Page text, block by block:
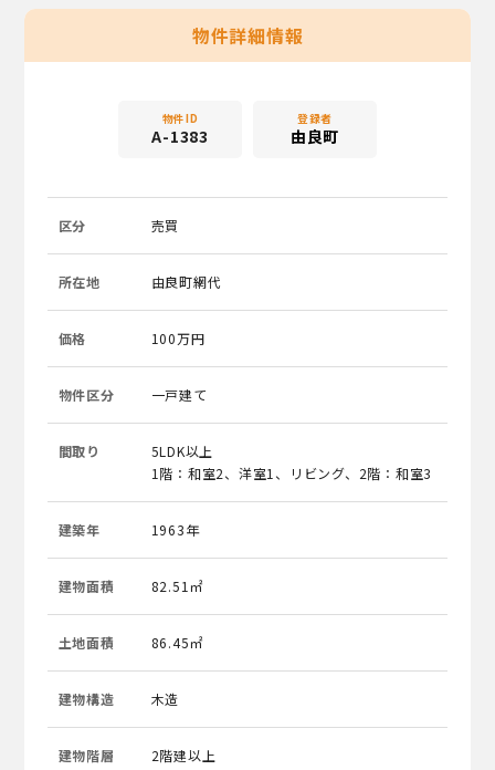
物件詳細情報
物件ID
A-1383
登録者
由良町
区分 売買
所在地 由良町網代
価格 100万円
物件区分 一戸建て
間取り
5LDK以上
1階：和室2、洋室1、リビング、2階：和室3
建築年 1963年
建物面積 82.51㎡
土地面積 86.45㎡
建物構造 木造
建物階層 2階建以上